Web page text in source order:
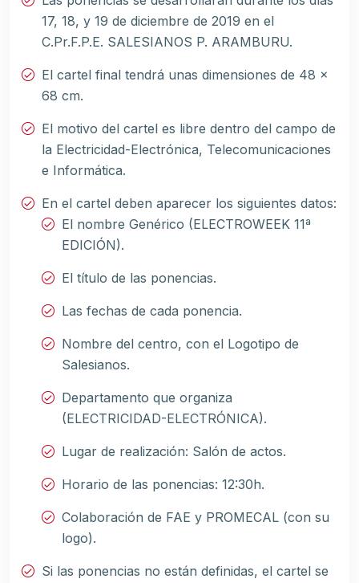
17, 18, y 19 de diciembre de 2019 en el
C.Pr.F.P.E. SALESIANOS P. ARAMBURU.
El cartel final tendrá unas dimensiones de 48 x
68 cm.
El motivo del cartel es libre dentro del campo de
la Electricidad-Electrónica, Telecomunicaciones
e Informática.
En el cartel deben aparecer los siguientes datos:
El nombre Genérico (ELECTROWEEK 11ª
EDICIÓN).
El título de las ponencias.
Las fechas de cada ponencia.
Nombre del centro, con el Logotipo de
Salesianos.
Departamento que organiza
(ELECTRICIDAD-ELECTRÓNICA).
Lugar de realización: Salón de actos.
Horario de las ponencias: 12:30h.
Colaboración de FAE y PROMECAL (con su
logo).
Si las ponencias no están definidas, el cartel se